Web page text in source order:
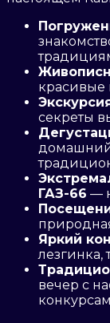
красивые
секреты
ГАЗ-66 —
Яркий
вечер с